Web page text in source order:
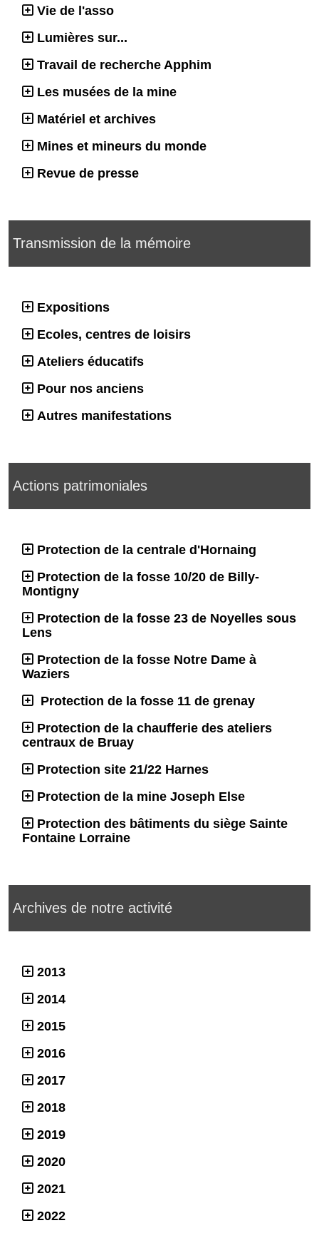
Vie de l'asso
Lumières sur...
Travail de recherche Apphim
Les musées de la mine
Matériel et archives
Mines et mineurs du monde
Revue de presse
Transmission de la mémoire
Expositions
Ecoles, centres de loisirs
Ateliers éducatifs
Pour nos anciens
Autres manifestations
Actions patrimoniales
Protection de la centrale d'Hornaing
Protection de la fosse 10/20 de Billy-
Montigny
Protection de la fosse 23 de Noyelles sous
Lens
Protection de la fosse Notre Dame à
Waziers
Protection de la fosse 11 de grenay
Protection de la chaufferie des ateliers
centraux de Bruay
Protection site 21/22 Harnes
Protection de la mine Joseph Else
Protection des bâtiments du siège Sainte
Fontaine Lorraine
Archives de notre activité
2013
2014
2015
2016
2017
2018
2019
2020
2021
2022